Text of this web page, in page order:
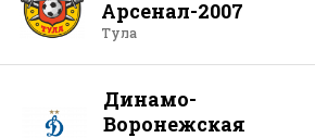
Арсенал-2007
Тула
Динамо-
Воронежская